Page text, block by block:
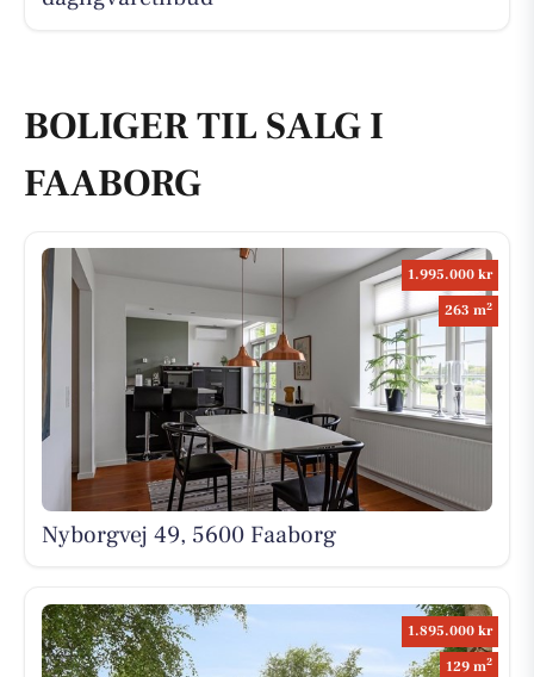
BOLIGER TIL SALG I
FAABORG
1.995.000 kr
263 m2
Nyborgvej 49, 5600 Faaborg
1.895.000 kr
129 m2